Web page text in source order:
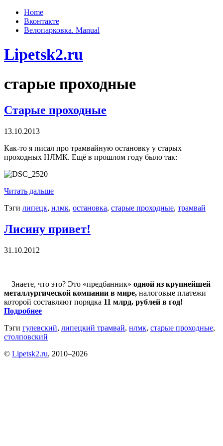
Home
Вконтакте
Велопарковка. Manual
Lipetsk2.ru
старые проходные
Старые проходные
13.10.2013
Как-то я писал про трамвайную остановку у старых
проходных НЛМК. Ещё в прошлом году было так:
Читать дальше
Тэги липецк, нлмк, остановка, старые проходные, трамвай
Лисину привет!
31.10.2012
Знаете, что это? Это «предбанник» одной из крупнейшей
металлургической компании в мире, налоговые платежи
которой составляют порядка 11 млрд. рублей в год!
Подробнее
Тэги гулевский, липецкий трамвай, нлмк, старые проходные,
столповский
© Lipetsk2.ru, 2010–2026